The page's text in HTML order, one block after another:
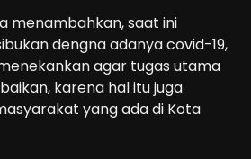
menambahkan, saat ini
dengna adanya covid-19,
agar tugas utama
karena hal itu juga
yang ada di Kota